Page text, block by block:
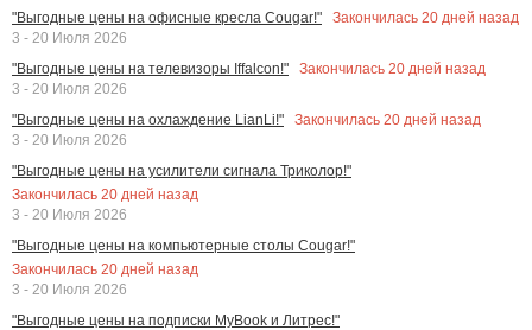
"Выгодные цены на офисные кресла Cougar!" Закончилась 20 дней назад
3 - 20 Июля 2026
"Выгодные цены на телевизоры Iffalcon!"
Закончилась 20 дней назад
3 - 20 Июля 2026
"Выгодные цены на охлаждение LianLi!"
Закончилась 20 дней назад
3 - 20 Июля 2026
"Выгодные цены на усилители сигнала Триколор!"
Закончилась 20 дней назад
3 - 20 Июля 2026
"Выгодные цены на компьютерные столы Cougar!"
Закончилась 20 дней назад
3 - 20 Июля 2026
"Выгодные цены на подписки MyBook и Литрес!"